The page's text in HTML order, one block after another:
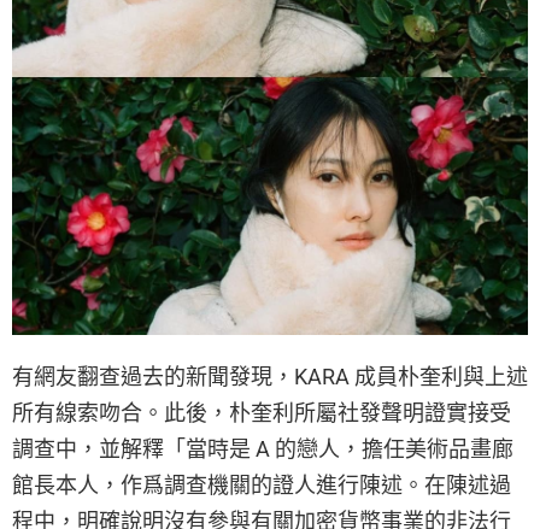
有網友翻查過去的新聞發現，KARA 成員朴奎利與上述
所有線索吻合。此後，朴奎利所屬社發聲明證實接受
調查中，並解釋「當時是 A 的戀人，擔任美術品畫廊
館長本人，作爲調查機關的證人進行陳述。在陳述過
程中，明確說明沒有參與有關加密貨幣事業的非法行